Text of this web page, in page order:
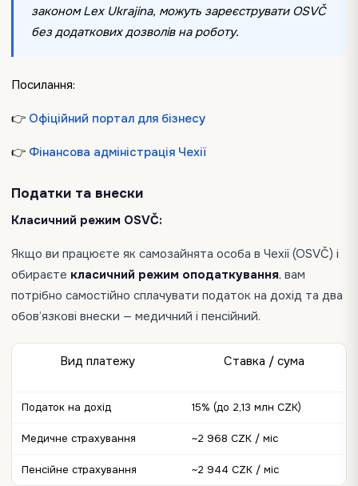
законом Lex Ukrajina, можуть зареєструвати OSVČ
без додаткових дозволів на роботу.
Посилання:
👉 Офіційний портал для бізнесу
👉 Фінансова адміністрація Чехії
Податки та внески
Класичний режим OSVČ:
Якщо ви працюєте як самозайнята особа в Чехії (OSVČ) і
обираєте класичний режим оподаткування, вам
потрібно самостійно сплачувати податок на дохід та два
обов’язкові внески — медичний і пенсійний.
Вид платежу Ставка / сума
Податок на дохід 15% (до 2,13 млн CZK)
Медичне страхування ~2 968 CZK / міс
Пенсійне страхування ~2 944 CZK / міс